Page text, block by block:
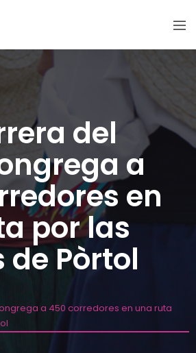
del
a
en
por las
Pòrtol
a 450 corredores en una ruta